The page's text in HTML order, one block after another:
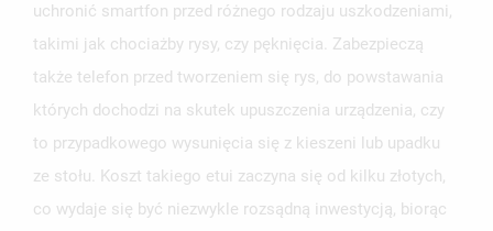
uchronić smartfon przed różnego rodzaju uszkodzeniami,
takimi jak chociażby rysy, czy pęknięcia. Zabezpieczą
także telefon przed tworzeniem się rys, do powstawania
których dochodzi na skutek upuszczenia urządzenia, czy
to przypadkowego wysunięcia się z kieszeni lub upadku
ze stołu. Koszt takiego etui zaczyna się od kilku złotych,
co wydaje się być niezwykle rozsądną inwestycją, biorąc